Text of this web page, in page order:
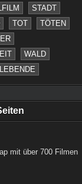
STADT
TOT
TÖTEN
WALD
mit über 700 Filmen